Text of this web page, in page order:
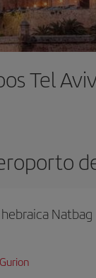
Tel
Natbag